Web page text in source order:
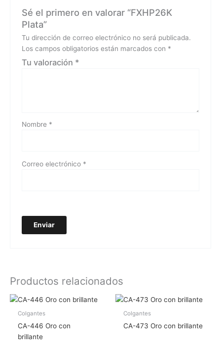
Sé el primero en valorar “FXHP26K
Plata”
Tu dirección de correo electrónico no será publicada.
Los campos obligatorios están marcados con *
Tu valoración *
Nombre *
Correo electrónico *
Productos relacionados
Colgantes
CA-446 Oro con
brillante
Colgantes
CA-473 Oro con brillante